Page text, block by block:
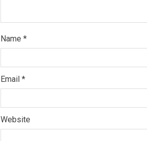
Name *
Email *
Website